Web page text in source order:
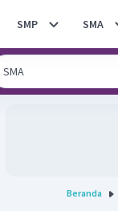
SMP SMA
Beranda